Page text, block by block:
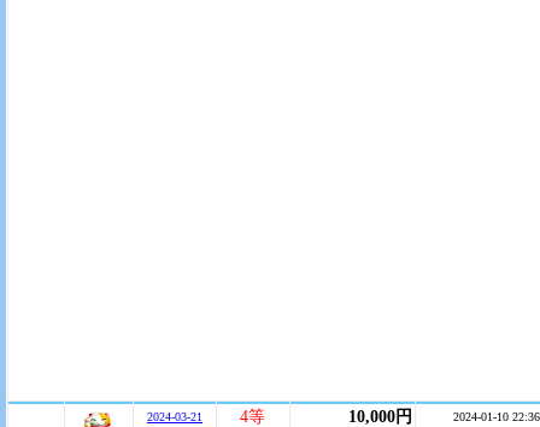
2024-03-21 4等 10,000円 2024-01-10 22:36